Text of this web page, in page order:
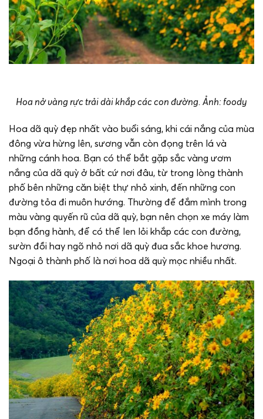
Hoa nở vàng rực trải dài khắp các con đường. Ảnh: foody
Hoa dã quỳ đẹp nhất vào buổi sáng, khi cái nắng của mùa
đông vừa hừng lên, sương vẫn còn đọng trên lá và
những cánh hoa. Bạn có thể bắt gặp sắc vàng ươm
nắng của dã quỳ ở bất cứ nơi đâu, từ trong lòng thành
phố bên những căn biệt thự nhỏ xinh, đến những con
đường tỏa đi muôn hướng. Thường để đắm mình trong
màu vàng quyến rũ của dã quỳ, bạn nên chọn xe máy làm
bạn đồng hành, để có thể len lỏi khắp các con đường,
sườn đồi hay ngõ nhỏ nơi dã quỳ đua sắc khoe hương.
Ngoại ô thành phố là nơi hoa dã quỳ mọc nhiều nhất.